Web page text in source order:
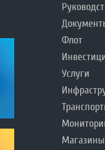
Флот
Услуги
Магазины